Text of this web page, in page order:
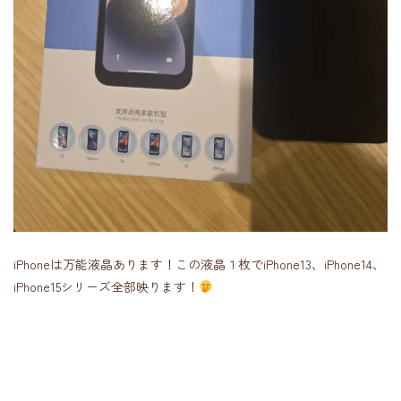
iPhoneは万能液晶あります！この液晶１枚でiPhone13、iPhone14、
iPhone15シリーズ全部映ります！